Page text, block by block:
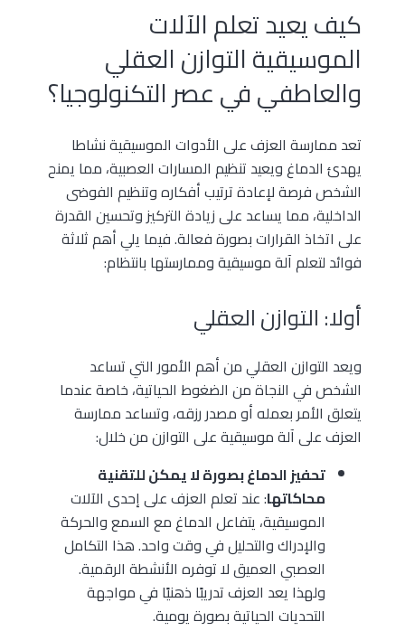
كيف يعيد تعلم الآلات
الموسيقية التوازن العقلي
والعاطفي في عصر التكنولوجيا؟
تعد ممارسة العزف على الأدوات الموسيقية نشاطا
يهدئ الدماغ ويعيد تنظيم المسارات العصبية، مما يمنح
الشخص فرصة لإعادة ترتيب أفكاره وتنظيم الفوضى
الداخلية، مما يساعد على زيادة التركيز وتحسين القدرة
على اتخاذ القرارات بصورة فعالة. فيما يلي أهم ثلاثة
فوائد لتعلم آلة موسيقية وممارستها بانتظام:
أولا: التوازن العقلي
ويعد التوازن العقلي من أهم الأمور التي تساعد
الشخص في النجاة من الضغوط الحياتية، خاصة عندما
يتعلق الأمر بعمله أو مصدر رزقه، وتساعد ممارسة
العزف على آلة موسيقية على التوازن من خلال:
تحفيز الدماغ بصورة لا يمكن للتقنية
محاكاتها: عند تعلم العزف على إحدى الآلات
الموسيقية، يتفاعل الدماغ مع السمع والحركة
والإدراك والتحليل في وقت واحد. هذا التكامل
العصبي العميق لا توفره الأنشطة الرقمية.
ولهذا يعد العزف تدريبًا ذهنيًا في مواجهة
التحديات الحياتية بصورة يومية.